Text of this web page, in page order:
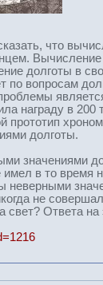
что
долготы в
вопросам
награду в
прототип
долготы.
значениями
в то время
не
свет? Ответа